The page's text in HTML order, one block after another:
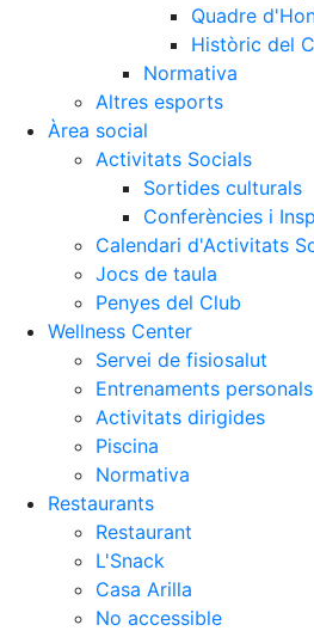
Quadre
Històric del
Normativa
Altres esports
Àrea social
Activitats Socials
Sortides culturals
Conferències i
Calendari d'Activitats
Jocs de taula
Penyes del Club
Wellness Center
Servei de fisiosalut
Entrenaments personals
Activitats dirigides
Piscina
Normativa
Restaurants
Restaurant
L'Snack
Casa Arilla
No accessible
Sortides culturals
Conferències i Inspirational
Calendari d'Activitats Socials
Jocs de taula
Penyes del Club
Wellness Center
Servei de fisiosalut
Entrenaments personals
Activitats dirigides
Piscina
Normativa
Patrocini
Patrocinadors
Avantatges socials
Publicitat a la Revista